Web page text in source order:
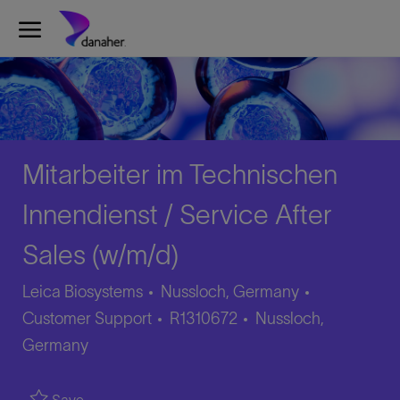
Skip to main content
Mitarbeiter im Technischen
Innendienst / Service After
Sales (w/m/d)
Leica Biosystems Nussloch, Germany
Customer Support
Job
R1310672 Location
Nussloch,
Germany